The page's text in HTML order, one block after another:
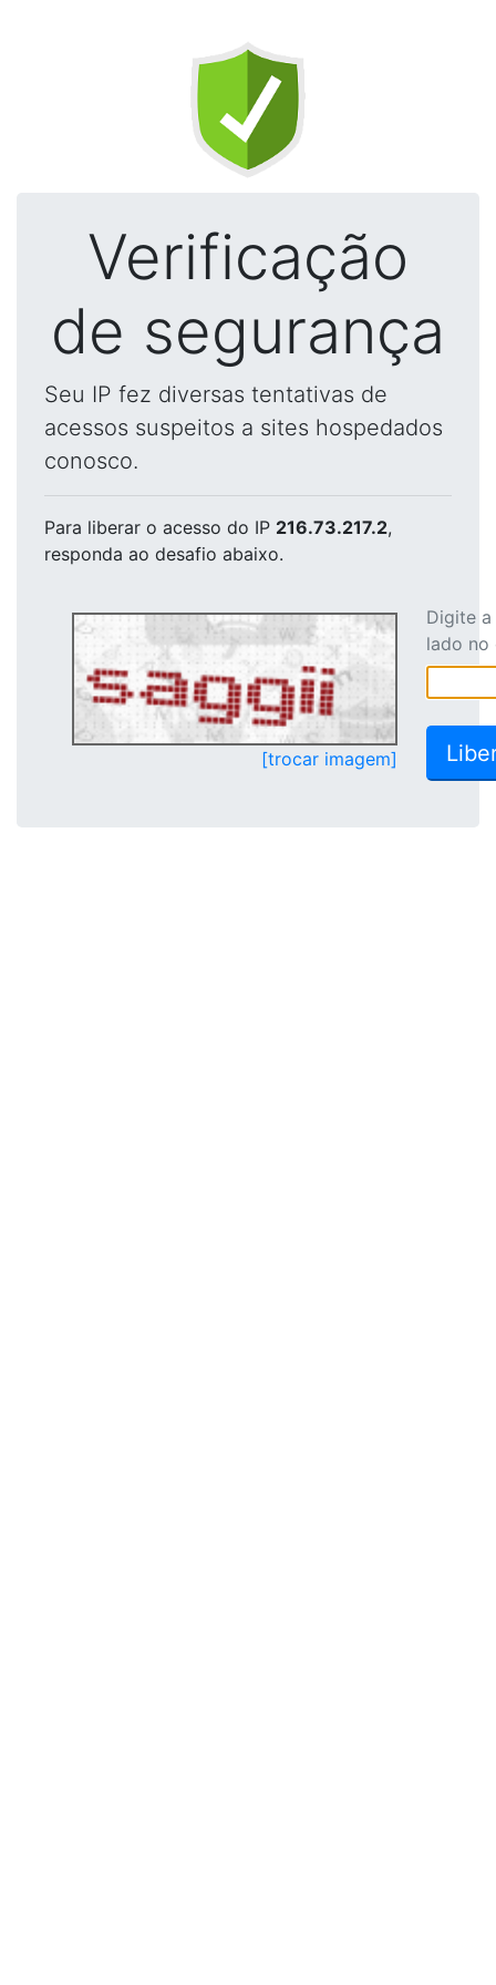
Verificação
de segurança
Seu IP fez diversas tentativas de
acessos suspeitos a sites hospedados
conosco.
Para liberar o acesso do IP 216.73.217.2,
responda ao desafio abaixo.
[trocar imagem]
Digite
lado no